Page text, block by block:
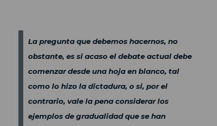
La pregunta que debemos hacernos, no
obstante, es si acaso el debate actual debe
comenzar desde una hoja en blanco, tal
como lo hizo la dictadura, o si, por el
contrario, vale la pena considerar los
ejemplos de gradualidad que se han